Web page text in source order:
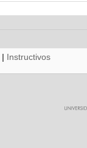
| Instructivos